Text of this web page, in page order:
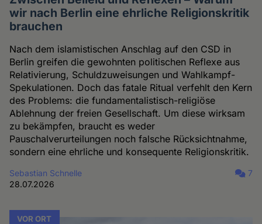
wir nach Berlin eine ehrliche Religionskritik
brauchen
Nach dem islamistischen Anschlag auf den CSD in
Berlin greifen die gewohnten politischen Reflexe aus
Relativierung, Schuldzuweisungen und Wahlkampf-
Spekulationen. Doch das fatale Ritual verfehlt den Kern
des Problems: die fundamentalistisch-religiöse
Ablehnung der freien Gesellschaft. Um diese wirksam
zu bekämpfen, braucht es weder
Pauschalverurteilungen noch falsche Rücksichtnahme,
sondern eine ehrliche und konsequente Religionskritik.
Sebastian Schnelle
28.07.2026
7
VOR ORT